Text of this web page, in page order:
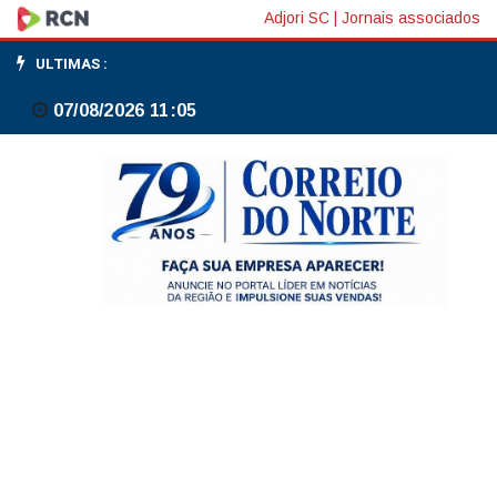
Polícia
Federal
deflagra
Operação
Adjori SC Jornais associados
ULTIMAS :
07/08/2026 11:05